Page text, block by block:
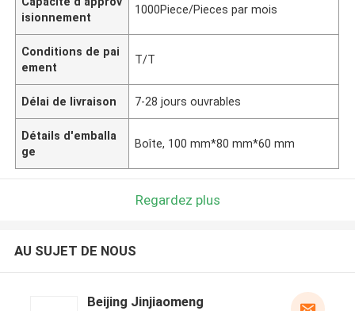
isionnement
1000Piece/Pieces par mois
Conditions de pai
ement
T/T
Délai de livraison 7-28 jours ouvrables
Détails d'emballa
ge
Boîte, 100 mm*80 mm*60 mm
Regardez plus
AU SUJET DE NOUS
Beijing Jinjiaomeng